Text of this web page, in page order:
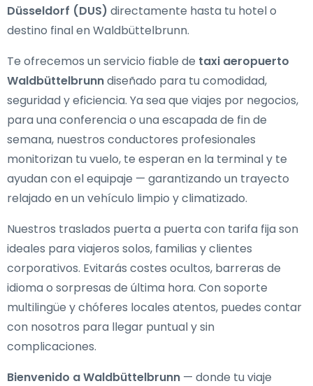
Düsseldorf (DUS) directamente hasta tu hotel o
destino final en Waldbüttelbrunn.
Te ofrecemos un servicio fiable de taxi aeropuerto
Waldbüttelbrunndiseñado para tu comodidad,
seguridad y eficiencia. Ya sea que viajes por negocios,
para una conferencia o una escapada de fin de
semana, nuestros conductores profesionales
monitorizan tu vuelo, te esperan en la terminal y te
ayudan con el equipaje — garantizando un trayecto
relajado en un vehículo limpio y climatizado.
Nuestros traslados puerta a puerta con tarifa fija son
ideales para viajeros solos, familias y clientes
corporativos. Evitarás costes ocultos, barreras de
idioma o sorpresas de última hora. Con soporte
multilingüe y chóferes locales atentos, puedes contar
con nosotros para llegar puntual y sin
complicaciones.
Bienvenido a Waldbüttelbrunn — donde tu viaje